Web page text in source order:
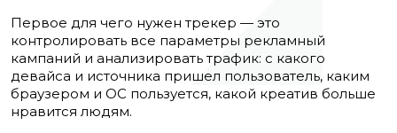
Первое для чего нужен трекер — это
контролировать все параметры рекламный
кампаний и анализировать трафик: с какого
девайса и источника пришел пользователь, каким
браузером и OC пользуется, какой креатив больше
нравится людям.